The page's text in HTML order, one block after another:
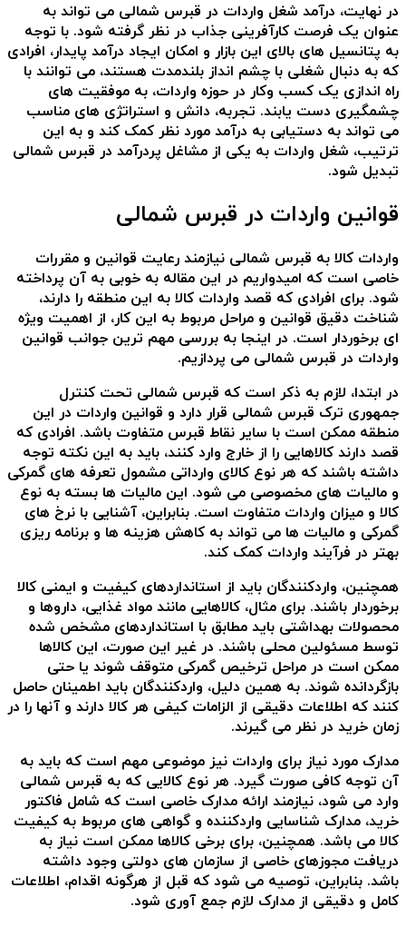
در نهایت، درآمد شغل واردات در قبرس شمالی می تواند به
عنوان یک فرصت کارآفرینی جذاب در نظر گرفته شود. با توجه
به پتانسیل های بالای این بازار و امکان ایجاد درآمد پایدار، افرادی
که به دنبال شغلی با چشم انداز بلندمدت هستند، می توانند با
راه اندازی یک کسب وکار در حوزه واردات، به موفقیت های
چشمگیری دست یابند. تجربه، دانش و استراتژی های مناسب
می تواند به دستیابی به درآمد مورد نظر کمک کند و به این
ترتیب، شغل واردات به یکی از مشاغل پردرآمد در قبرس شمالی
تبدیل شود.
قوانین واردات در قبرس شمالی
واردات کالا به قبرس شمالی نیازمند رعایت قوانین و مقررات
خاصی است که امیدواریم در این مقاله به خوبی به آن پرداخته
شود. برای افرادی که قصد واردات کالا به این منطقه را دارند،
شناخت دقیق قوانین و مراحل مربوط به این کار، از اهمیت ویژه
ای برخوردار است. در اینجا به بررسی مهم ترین جوانب قوانین
واردات در قبرس شمالی می پردازیم.
در ابتدا، لازم به ذکر است که قبرس شمالی تحت کنترل
جمهوری ترک قبرس شمالی قرار دارد و قوانین واردات در این
منطقه ممکن است با سایر نقاط قبرس متفاوت باشد. افرادی که
قصد دارند کالاهایی را از خارج وارد کنند، باید به این نکته توجه
داشته باشند که هر نوع کالای وارداتی مشمول تعرفه های گمرکی
و مالیات های مخصوصی می شود. این مالیات ها بسته به نوع
کالا و میزان واردات متفاوت است. بنابراین، آشنایی با نرخ های
گمرکی و مالیات ها می تواند به کاهش هزینه ها و برنامه ریزی
بهتر در فرآیند واردات کمک کند.
همچنین، واردکنندگان باید از استانداردهای کیفیت و ایمنی کالا
برخوردار باشند. برای مثال، کالاهایی مانند مواد غذایی، داروها و
محصولات بهداشتی باید مطابق با استانداردهای مشخص شده
توسط مسئولین محلی باشند. در غیر این صورت، این کالاها
ممکن است در مراحل ترخیص گمرکی متوقف شوند یا حتی
بازگردانده شوند. به همین دلیل، واردکنندگان باید اطمینان حاصل
کنند که اطلاعات دقیقی از الزامات کیفی هر کالا دارند و آنها را در
زمان خرید در نظر می گیرند.
مدارک مورد نیاز برای واردات نیز موضوعی مهم است که باید به
آن توجه کافی صورت گیرد. هر نوع کالایی که به قبرس شمالی
وارد می شود، نیازمند ارائه مدارک خاصی است که شامل فاکتور
خرید، مدارک شناسایی واردکننده و گواهی های مربوط به کیفیت
کالا می باشد. همچنین، برای برخی کالاها ممکن است نیاز به
دریافت مجوزهای خاصی از سازمان های دولتی وجود داشته
باشد. بنابراین، توصیه می شود که قبل از هرگونه اقدام، اطلاعات
کامل و دقیقی از مدارک لازم جمع آوری شود.